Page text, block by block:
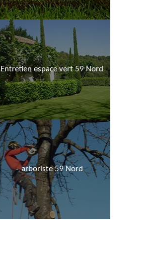
Entretien espace vert 59 Nord
arboriste 59 Nord